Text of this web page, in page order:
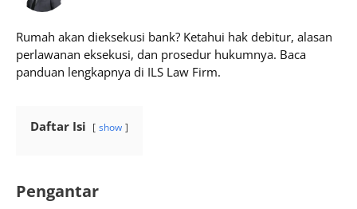
Rumah akan dieksekusi bank? Ketahui hak debitur, alasan
perlawanan eksekusi, dan prosedur hukumnya. Baca
panduan lengkapnya di ILS Law Firm.
Daftar Isi show
Pengantar